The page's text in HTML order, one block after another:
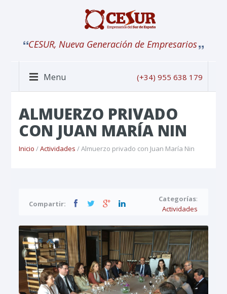
CESUR, Nueva Generación de Empresarios
Menu (+34) 955 638 179
ALMUERZO PRIVADO
CON JUAN MARÍA NIN
Inicio /Actividades / Almuerzo privado con Juan María Nin
Compartir:
Categorías:
Actividades